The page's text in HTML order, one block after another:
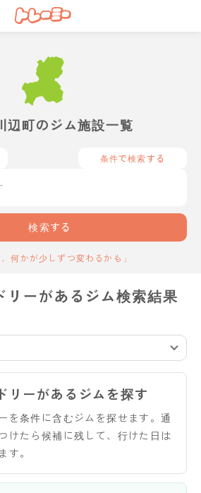
辺町のジム施設一覧
条件で検索する
検索する
何かが少しずつ変わるかも」
リーがあるジム検索結果
リーがあるジムを探す
を条件に含むジムを探せます。通
けたら候補に残して、行けた日は
す。